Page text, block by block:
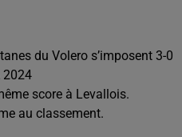
du Volero s’imposent 3-0
2024
score à Levallois.
au classement.